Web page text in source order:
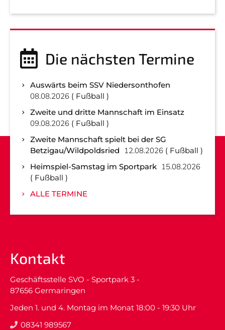
Die nächsten Termine
Auswärts beim SSV Niedersonthofen
08.08.2026
Fußball
Zweite und dritte Mannschaft im Einsatz
09.08.2026
Fußball
Zweite Mannschaft spielt bei der SG
Betzigau/Wildpoldsried
12.08.2026
Fußball
Heimspiel-Samstag im Sportpark 15.08.2026
Fußball
ALLE TERMINE
Kontakt
Geschäftsstelle SVO - Sportpark 3 -
87656 Germaringen
Jeden 1. und 4. Montag im Monat 18:00 - 19:30 Uhr
08341 989567